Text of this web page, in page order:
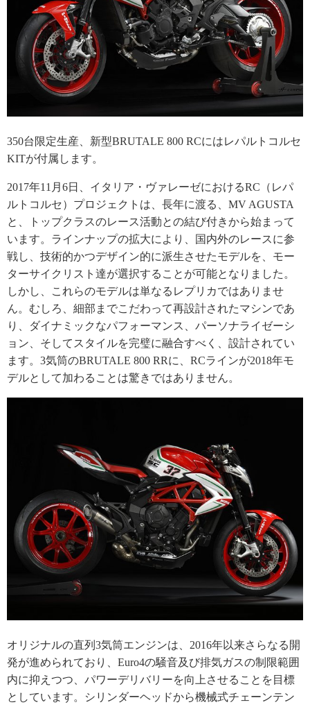
350台限定生産、新型BRUTALE 800 RCにはレパルトコルセ
KITが付属します。
2017年11月6日、イタリア・ヴァレーゼにおけるRC（レパ
ルトコルセ）プロジェクトは、長年に渡る、MV AGUSTA
と、トップクラスのレース活動との結び付きから始まって
います。ラインナップの拡大により、国内外のレースに参
戦し、技術的かつデザイン的に派生させたモデルを、モー
ターサイクリスト達が選択することが可能となりました。
しかし、これらのモデルは単なるレプリカではありませ
ん。むしろ、細部までこだわって再設計されたマシンであ
り、ダイナミックなパフォーマンス、パーソナライゼーシ
ョン、そしてスタイルを完璧に融合すべく、設計されてい
ます。3気筒のBRUTALE 800 RRに、RCラインが2018年モ
デルとして加わることは驚きではありません。
オリジナルの直列3気筒エンジンは、2016年以来さらなる開
発が進められており、Euro4の騒音及び排気ガスの制限範囲
内に抑えつつ、パワーデリバリーを向上させることを目標
としています。シリンダーヘッドから機械式チェーンテン